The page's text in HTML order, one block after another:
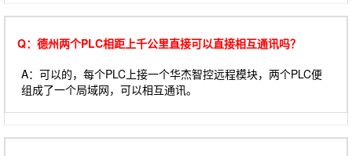
Q：德州两个PLC相距上千公里直接可以直接相互通讯吗？
A：可以的，每个PLC上接一个华杰智控远程模块，两个PLC便
组成了一个局域网，可以相互通讯。